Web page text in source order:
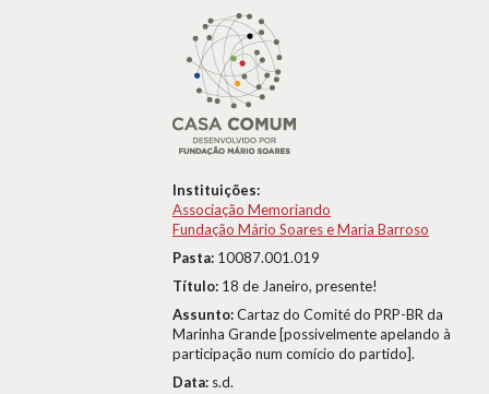
Instituições:
Associação Memoriando
Fundação Mário Soares e Maria Barroso
Pasta: 10087.001.019
Título: 18 de Janeiro, presente!
Assunto:Cartaz do Comité do PRP-BR da
Marinha Grande [possivelmente apelando à
participação num comício do partido].
Data: s.d.